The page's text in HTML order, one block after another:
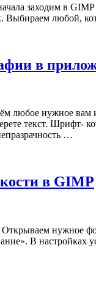
заходим в
Выбираем любой,
в
любое нужное
текст. Шрифт-
…
в GIMP
нужное
В настройках